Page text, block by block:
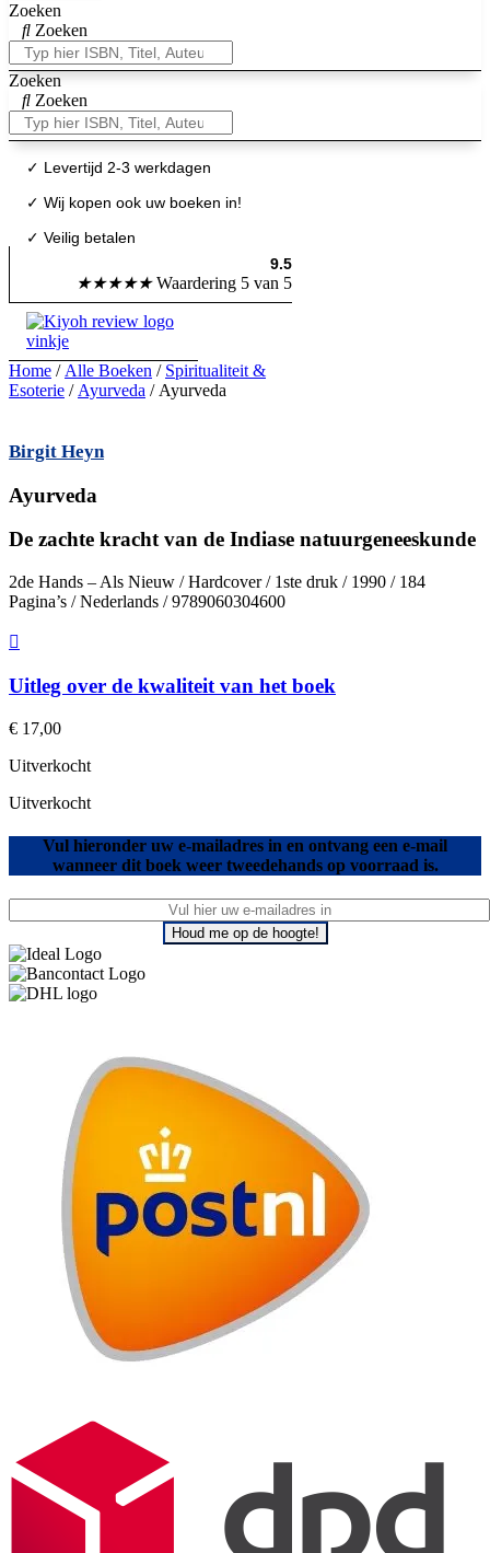
Zoeken
Zoeken
Zoeken
Zoeken
✓ Levertijd 2-3 werkdagen
✓ Wij kopen ook uw boeken in!
✓ Veilig betalen
9.5
★★★★★ Waardering 5 van 5
Home / Alle Boeken / Spiritualiteit &
Esoterie / Ayurveda / Ayurveda
Birgit Heyn
Ayurveda
De zachte kracht van de Indiase natuurgeneeskunde
2de Hands – Als Nieuw / Hardcover / 1ste druk / 1990 / 184
Pagina’s / Nederlands / 9789060304600
Uitleg over de kwaliteit van het boek
€ 17,00
Uitverkocht
Uitverkocht
Vul hieronder uw e-mailadres in en ontvang een e-mail
wanneer dit boek weer tweedehands op voorraad is.
Houd me op de hoogte!